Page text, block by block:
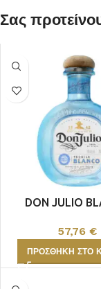
Σας
DON JULIO
57,76€
ΠΡΟΣΘΉΚΗ ΣΤΟ